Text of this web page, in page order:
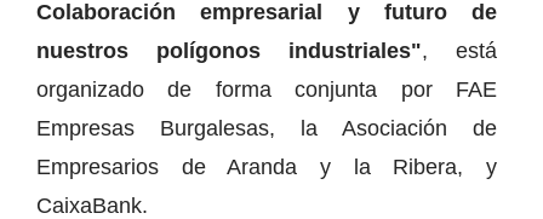
Colaboración empresarial y futuro de
nuestros polígonos industriales", está
organizado de forma conjunta por FAE
Empresas Burgalesas, la Asociación de
Empresarios de Aranda y la Ribera, y
CaixaBank.